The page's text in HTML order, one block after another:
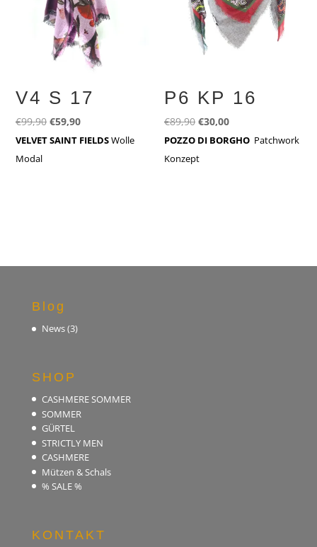
V4 S 17
€99,90 Ursprünglicher
Preis
€59,90Aktueller
Preis
VELVET SAINT FIELDSWolle
Modal
P6 KP 16
€89,90 Ursprünglicher
Preis
war:
€30,00Aktueller
Preis
POZZO DI BORGHO Patchwork
Konzept
Blog
News(3)
SHOP
CASHMERE SOMMER
SOMMER
GÜRTEL
STRICTLY MEN
CASHMERE
Mützen & Schals
% SALE %
KONTAKT